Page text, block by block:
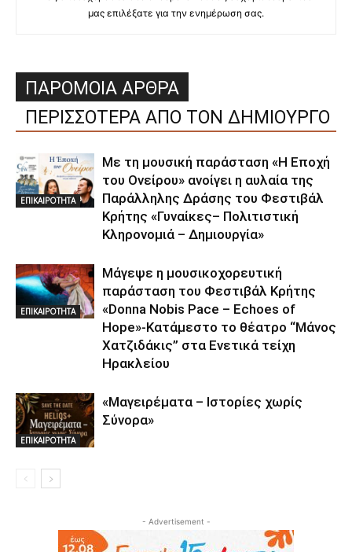
μας επιλέξατε για την ενημέρωση σας.
ΠΑΡΟΜΟΙΑ ΑΡΘΡΑ
ΠΕΡΙΣΣΟΤΕΡΑ ΑΠΟ ΤΟΝ ΔΗΜΙΟΥΡΓΟ
ΕΠΙΚΑΙΡΟΤΗΤΑ
Με τη μουσική παράσταση «Η Εποχή
του Ονείρου» ανοίγει η αυλαία της
Παράλληλης Δράσης του Φεστιβάλ
Κρήτης «Γυναίκες– Πολιτιστική
Κληρονομιά – Δημιουργία»
ΕΠΙΚΑΙΡΟΤΗΤΑ
Μάγεψε η μουσικοχορευτική
παράσταση του Φεστιβάλ Κρήτης
«Donna Nobis Pace – Echoes of
Hope»-Κατάμεστο το θέατρο “Μάνος
Χατζιδάκις” στα Ενετικά τείχη
Ηρακλείου
ΕΠΙΚΑΙΡΟΤΗΤΑ
«Μαγειρέματα – Ιστορίες χωρίς
Σύνορα»
- Advertisement -